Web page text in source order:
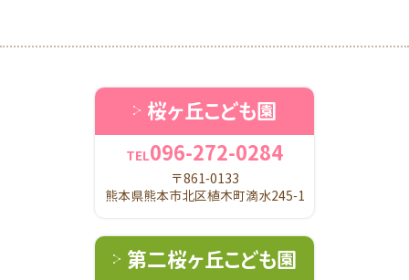
桜ヶ丘こども園
TEL096-272-0284
〒861-0133
熊本県熊本市北区植木町滴水245-1
第二桜ヶ丘こども園